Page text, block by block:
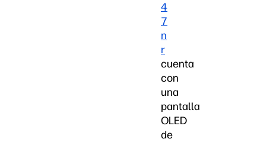
4
7
n
r
cuenta
con
una
pantalla
OLED
de